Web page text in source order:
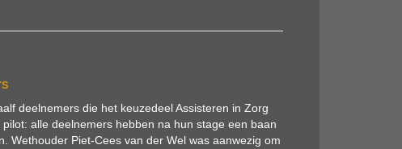
deelnemers die het keuzedeel Assisteren in Zorg
alle deelnemers hebben na hun stage een baan
Wethouder Piet-Cees van der Wel was aanwezig om